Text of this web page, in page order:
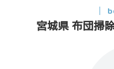
宮城県 布団掃